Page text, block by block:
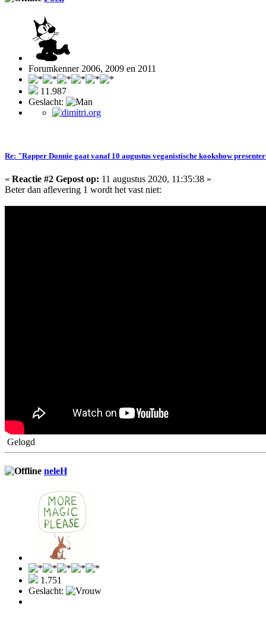
Forumkenner 2006, 2009 en 2011
11.987
Geslacht:
Re: "Rapper Donnie gaat vanaf 10 augustus veganistische kookshow
« Reactie #2 Gepost op: 11 augustus 2020, 11:35:38 »
Beter dan aflevering 1 wordt het vast niet:
Gelogd
neleH
1.751
Geslacht: